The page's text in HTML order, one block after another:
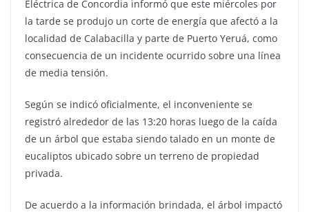
Eléctrica de Concordia informó que este miércoles por
la tarde se produjo un corte de energía que afectó a la
localidad de Calabacilla y parte de Puerto Yeruá, como
consecuencia de un incidente ocurrido sobre una línea
de media tensión.
Según se indicó oficialmente, el inconveniente se
registró alrededor de las 13:20 horas luego de la caída
de un árbol que estaba siendo talado en un monte de
eucaliptos ubicado sobre un terreno de propiedad
privada.
De acuerdo a la información brindada, el árbol impactó